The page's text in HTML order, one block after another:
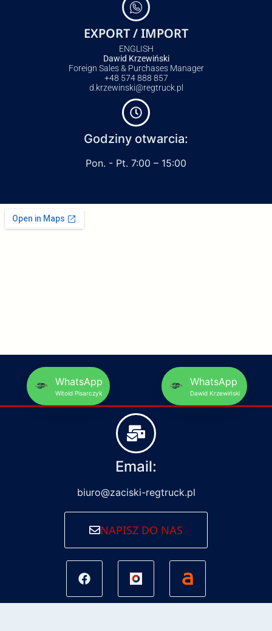
EXPORT / IMPORT
ENGLISH
Dawid Krzewiński
Foreign Sales & Purchases Manager
+48 574 888 857
d.krzewinski@regtruck.pl
Godziny otwarcia:
Pon. - Pt. 7:00 – 15:00
WhatsApp
Witold Pisarczyk
WhatsApp
Dawid Krzewiński
Email:
biuro@zaciski-regtruck.pl
NAPISZ DO NAS